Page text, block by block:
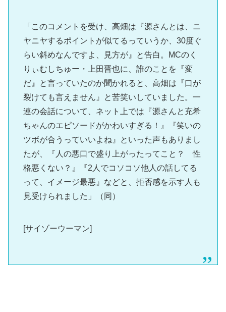
「このコメントを受け、高畑は『源さんとは、ニ
ヤニヤするポイントが似てるっていうか、30度ぐ
らい斜めなんですよ、見方が』と告白。MCのく
りぃむしちゅー・上田晋也に、誰のことを『変
だ』と言っていたのか聞かれると、高畑は『口が
裂けても言えません』と苦笑いしていました。一
連の会話について、ネット上では『源さんと充希
ちゃんのエピソードがかわいすぎる！』『笑いの
ツボが合うっていいよね』といった声もありまし
たが、『人の悪口で盛り上がったってこと？ 性
格悪くない？』『2人でコソコソ他人の話してる
って、イメージ最悪』などと、拒否感を示す人も
見受けられました」（同）
[サイゾーウーマン]